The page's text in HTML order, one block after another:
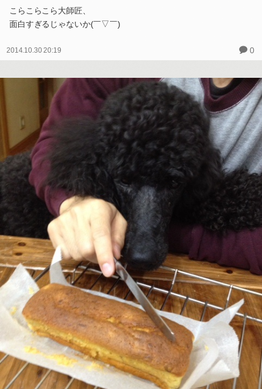
こらこらこら大師匠、
面白すぎるじゃないか(￣▽￣)
2014.10.30 20:19 0